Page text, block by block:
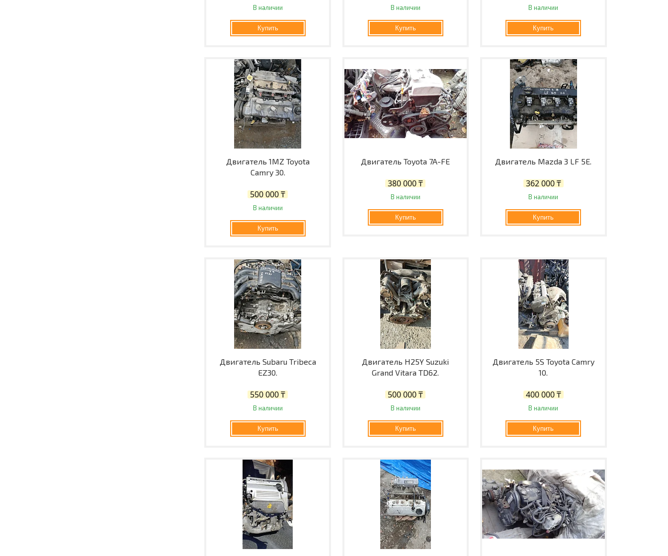
В наличии
Купить
В наличии
Купить
В наличии
Купить
Двигатель 1MZ Toyota
Camry 30.
500 000 ₸
В наличии
Купить
Двигатель Toyota 7A-FE
380 000 ₸
В наличии
Купить
Двигатель Mazda 3 LF 5E.
362 000 ₸
В наличии
Купить
Двигатель Subaru Tribeca
EZ30.
550 000 ₸
В наличии
Купить
Двигатель H25Y Suzuki
Grand Vitara TD62.
500 000 ₸
В наличии
Купить
Двигатель 5S Toyota Camry
10.
400 000 ₸
В наличии
Купить